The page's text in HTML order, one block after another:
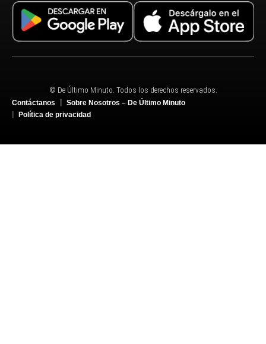
© De Último Minuto. Todos los derechos reservados.
Contáctanos
Sobre Nosotros – De Último Minuto
Política de privacidad